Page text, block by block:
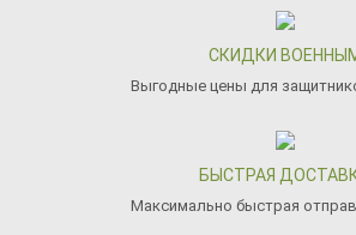
СКИДКИ
Выгодные цены для
БЫСТРАЯ
Максимально быстрая